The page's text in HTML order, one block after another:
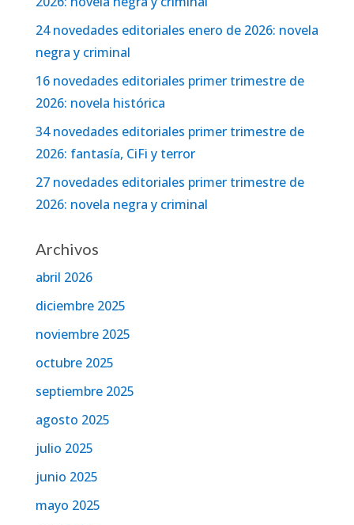
24 novedades editoriales enero de 2026: novela
negra y criminal
16 novedades editoriales primer trimestre de
2026: novela histórica
34 novedades editoriales primer trimestre de
2026: fantasía, CiFi y terror
27 novedades editoriales primer trimestre de
2026: novela negra y criminal
Archivos
abril 2026
diciembre 2025
noviembre 2025
octubre 2025
septiembre 2025
agosto 2025
julio 2025
junio 2025
mayo 2025